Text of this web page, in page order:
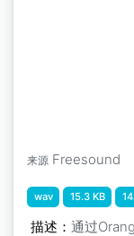
来源 Freesound
wav 15.3 KB
描述： 通过